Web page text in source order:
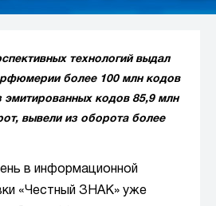
технологий выдал
более 100 млн кодов
кодов 85,9 млн
вывели из оборота более
в информационной
«Честный ЗНАК» уже